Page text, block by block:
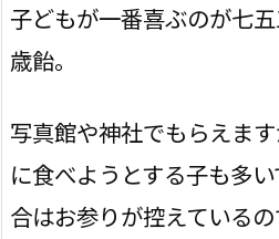
子どもが一番喜ぶのが七
歳飴。
写真館や神社でもらえま
に食べようとする子も多
合はお参りが控えている